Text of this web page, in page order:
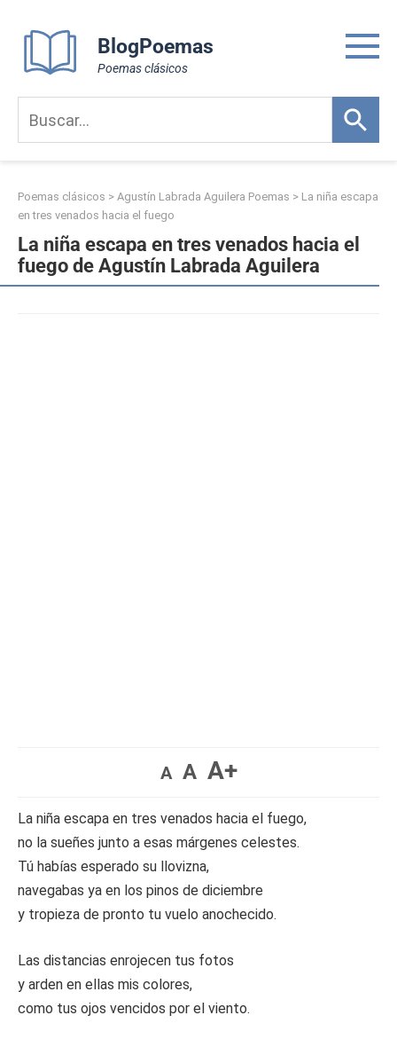
content
BlogPoemas
Poemas clásicos
Poemas clásicos > Agustín Labrada Aguilera Poemas > La niña escapa
en tres venados hacia el fuego
La niña escapa en tres venados hacia el
fuego de Agustín Labrada Aguilera
A A A+
La niña escapa en tres venados hacia el fuego,
no la sueñes junto a esas márgenes celestes.
Tú habías esperado su llovizna,
navegabas ya en los pinos de diciembre
y tropieza de pronto tu vuelo anochecido.
Las distancias enrojecen tus fotos
y arden en ellas mis colores,
como tus ojos vencidos por el viento.